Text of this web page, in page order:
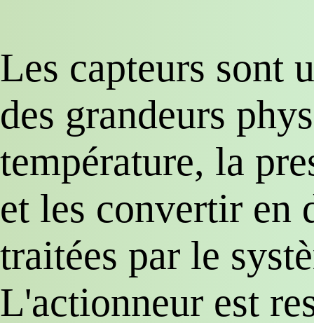
Les capteurs sont
des grandeurs
température, la
et les convertir en
traitées par le
L'actionneur est